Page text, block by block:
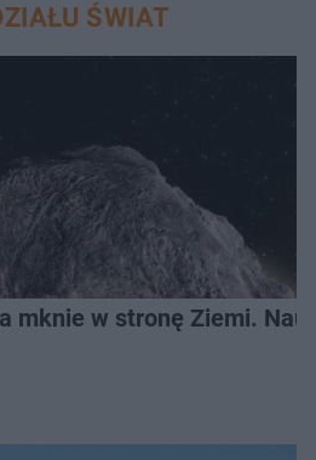
ŚWIAT
mknie w stronę Ziemi.